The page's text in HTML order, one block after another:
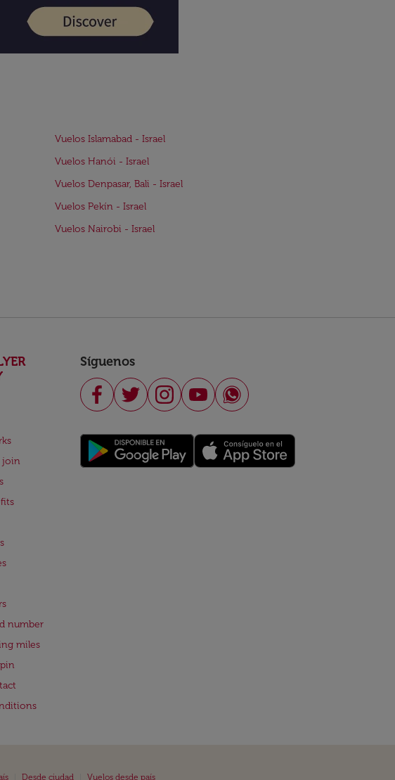
Vuelos Islamabad - Israel
Vuelos Hanói - Israel
Vuelos Denpasar, Bali - Israel
Vuelos Pekín - Israel
Vuelos Nairobi - Israel
join
number
miles
Síguenos
Desde ciudad Vuelos desde país